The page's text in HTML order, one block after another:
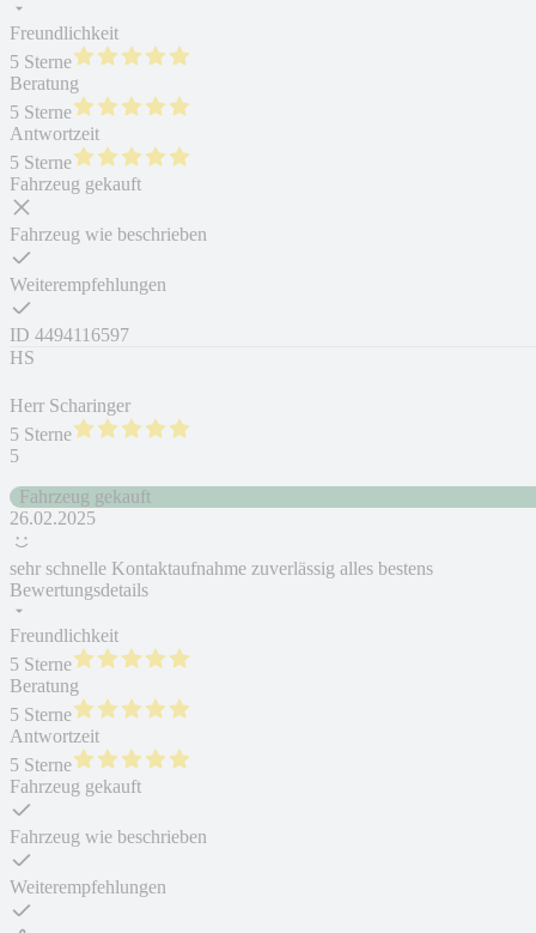
Freundlichkeit
5 Sterne
Beratung
5 Sterne
Antwortzeit
5 Sterne
Fahrzeug gekauft
Fahrzeug wie beschrieben
Weiterempfehlungen
ID 4494116597
HS
Herr Scharinger
5 Sterne
5
Fahrzeug gekauft
26.02.2025
sehr schnelle Kontaktaufnahme zuverlässig alles bestens
Bewertungsdetails
Freundlichkeit
5 Sterne
Beratung
5 Sterne
Antwortzeit
5 Sterne
Fahrzeug gekauft
Fahrzeug wie beschrieben
Weiterempfehlungen